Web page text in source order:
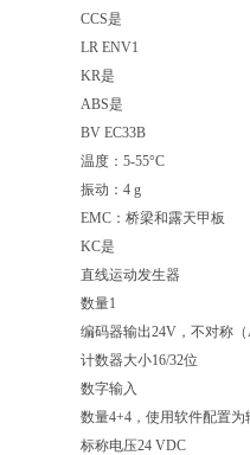
CCS是
LR ENV1
KR是
ABS是
BV EC33B
温度：5-55°C
振动：4 g
EMC：桥梁和露天甲板
KC是
直线运动发生器
数量1
编码器输出24V，不对称
计数器大小16/32位
数字输入
数量4+4，使用软件配置为
标称电压24 VDC